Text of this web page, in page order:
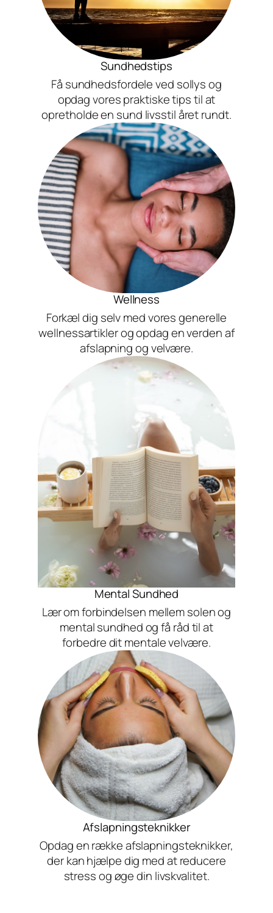
Sundhedstips
Få sundhedsfordele ved sollys og
opdag vores praktiske tips til at
opretholde en sund livsstil året rundt.
Wellness
Forkæl dig selv med vores generelle
wellnessartikler og opdag en verden af
afslapning og velvære.
Mental Sundhed
Lær om forbindelsen mellem solen og
mental sundhed og få råd til at
forbedre dit mentale velvære.
Afslapningsteknikker
Opdag en række afslapningsteknikker,
der kan hjælpe dig med at reducere
stress og øge din livskvalitet.